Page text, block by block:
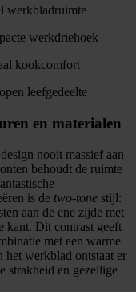
werkbladruimte
werkdriehoek
kookcomfort
leefgedeelte
en materialen
nooit massief aan
behoudt de ruimte
is de two-tone stijl:
aan de ene zijde met
kant. Dit contrast geeft
met een warme
het werkblad ontstaat er
strakheid en gezellige